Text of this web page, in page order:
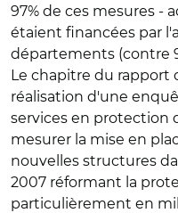
97% de ces mesures -
étaient financées par
départements (contre
Le chapitre du rapport
réalisation d'une
services en protection
mesurer la mise en
nouvelles structures
2007 réformant la
particulièrement en